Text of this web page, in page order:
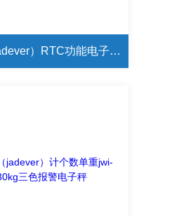
夏门钰恒（jadever）RTC功能电子秤 jwi-700c专业螺丝计数电子秤